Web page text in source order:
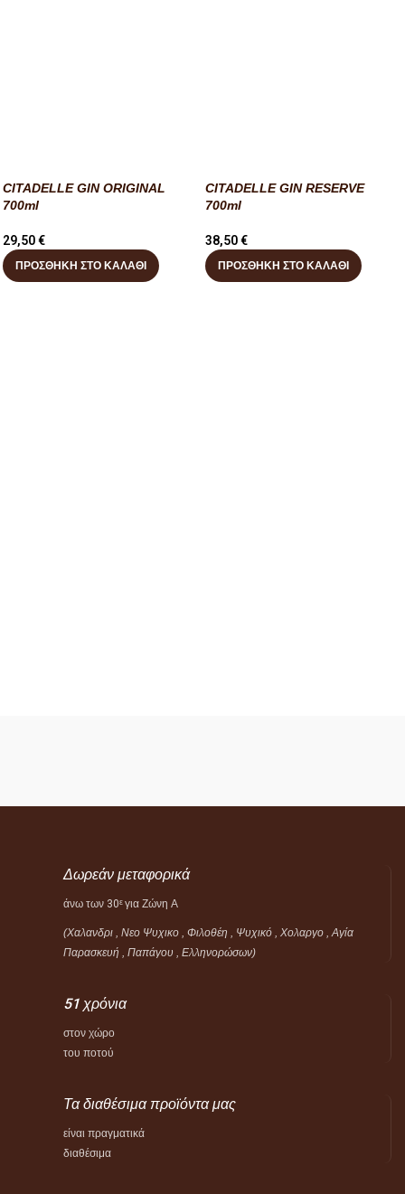
CITADELLE GIN ORIGINAL
700ml
29,50€
ΠΡΟΣΘΉΚΗ ΣΤΟ ΚΑΛΆΘΙ
CITADELLE GIN RESERVE
700ml
38,50€
ΠΡΟΣΘΉΚΗ ΣΤΟ ΚΑΛΆΘΙ
Δωρεάν μεταφορικά
άνω των 30ε για Ζώνη Α
(Χαλανδρι , Νεο Ψυχικο , Φιλοθέη , Ψυχικό ,
Χολαργο , Αγία
Παρασκευή , Παπάγου , Ελληνορώσων)
51 χρόνια
στον χώρο
του ποτού
Τα διαθέσιμα προϊόντα μας
είναι πραγματικά
διαθέσιμα